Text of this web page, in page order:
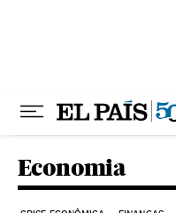
Economia